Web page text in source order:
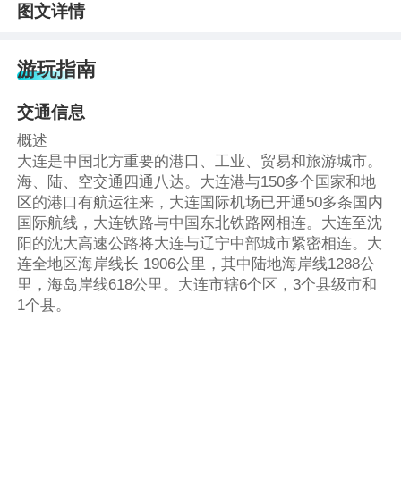
图文详情
游玩指南
交通信息
概述
大连是中国北方重要的港口、工业、贸易和旅游城市。
海、陆、空交通四通八达。大连港与150多个国家和地
区的港口有航运往来，大连国际机场已开通50多条国内
国际航线，大连铁路与中国东北铁路网相连。大连至沈
阳的沈大高速公路将大连与辽宁中部城市紧密相连。大
连全地区海岸线长 1906公里，其中陆地海岸线1288公
里，海岛岸线618公里。大连市辖6个区，3个县级市和
1个县。